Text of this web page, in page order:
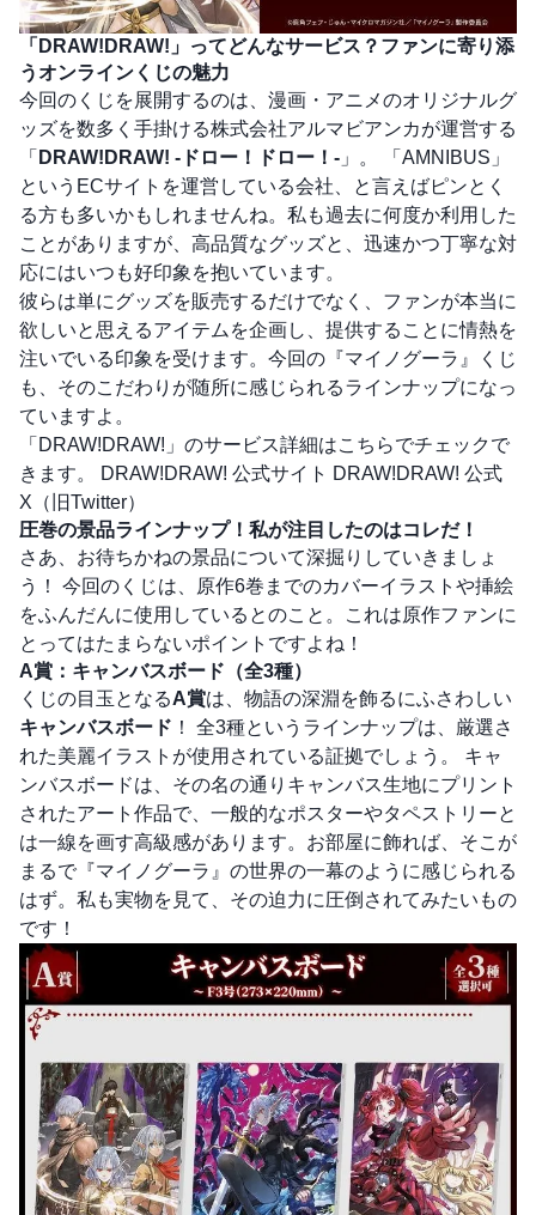
「DRAW!DRAW!」ってどんなサービス？ファンに寄り添
うオンラインくじの魅力
今回のくじを展開するのは、漫画・アニメのオリジナルグ
ッズを数多く手掛ける株式会社アルマビアンカが運営する
「 DRAW!DRAW! -ドロー！ドロー！- 」。 「AMNIBUS」
というECサイトを運営している会社、と言えばピンとく
る方も多いかもしれませんね。私も過去に何度か利用した
ことがありますが、高品質なグッズと、迅速かつ丁寧な対
応にはいつも好印象を抱いています。
彼らは単にグッズを販売するだけでなく、ファンが本当に
欲しいと思えるアイテムを企画し、提供することに情熱を
注いでいる印象を受けます。今回の『マイノグーラ』くじ
も、そのこだわりが随所に感じられるラインナップになっ
ていますよ。
「DRAW!DRAW!」のサービス詳細はこちらでチェックで
きます。
DRAW!DRAW! 公式サイト DRAW!DRAW! 公式
X（旧Twitter）
圧巻の景品ラインナップ！私が注目したのはコレだ！
さあ、お待ちかねの景品について深掘りしていきましょ
う！ 今回のくじは、原作6巻までのカバーイラストや挿絵
をふんだんに使用しているとのこと。これは原作ファンに
とってはたまらないポイントですよね！
A賞：キャンバスボード（全3種）
くじの目玉となるA賞は、物語の深淵を飾るにふさわしい
キャンバスボード ！ 全3種というラインナップは、厳選さ
れた美麗イラストが使用されている証拠でしょう。 キャ
ンバスボードは、その名の通りキャンバス生地にプリント
されたアート作品で、一般的なポスターやタペストリーと
は一線を画す高級感があります。お部屋に飾れば、そこが
まるで『マイノグーラ』の世界の一幕のように感じられる
はず。私も実物を見て、その迫力に圧倒されてみたいもの
です！